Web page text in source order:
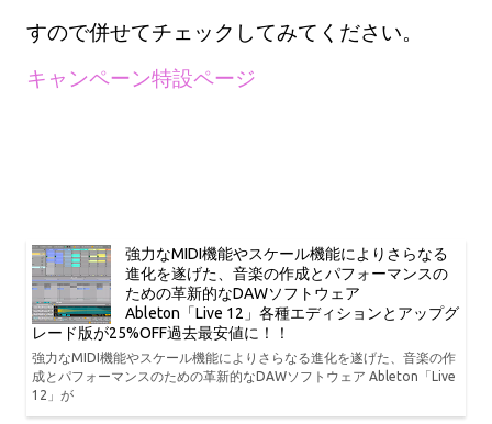
すので併せてチェックしてみてください。
キャンペーン特設ページ
強力なMIDI機能やスケール機能によりさらなる
進化を遂げた、音楽の作成とパフォーマンスの
ための革新的なDAWソフトウェア
Ableton「Live 12」各種エディションとアップグ
レード版が25%OFF過去最安値に！！
強力なMIDI機能やスケール機能によりさらなる進化を遂げた、音楽の作
成とパフォーマンスのための革新的なDAWソフトウェア Ableton「Live
12」が